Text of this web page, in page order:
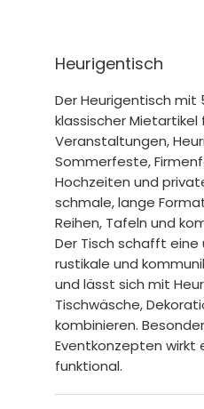
Heurigentisch
Der Heurigentisch mit
klassischer Mietartikel
Veranstaltungen,
Sommerfeste,
Hochzeiten und
schmale, lange
Reihen, Tafeln und
Der Tisch schafft eine
rustikale und
und lässt sich mit
Tischwäsche,
kombinieren.
Eventkonzepten wirkt
funktional.